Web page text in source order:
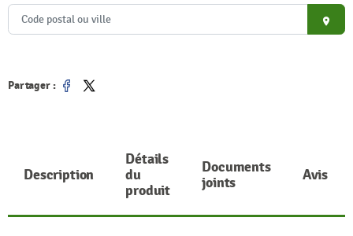
place
Partager :
Partager
Tweet
Description
Détails
du
produit
Documents
joints
Avis